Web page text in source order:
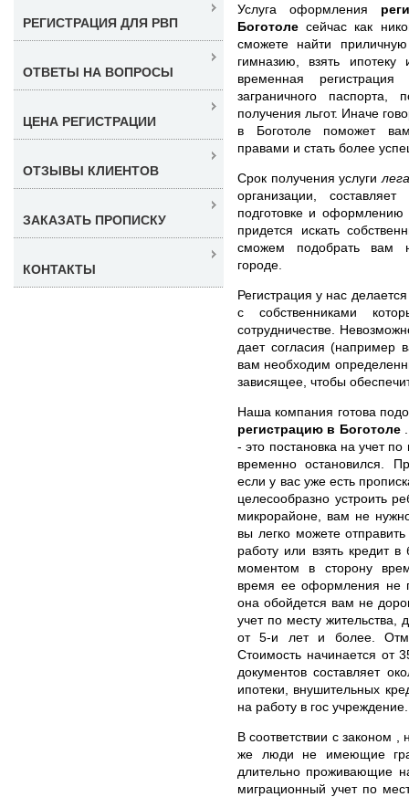
Услуга оформления
Боготолесейчас как
сможете найти
гимназию, взять
временная
заграничного паспорта,
получения льгот. Иначе
в Боготоле поможет
правами и стать более
Срок получения услуги
организации,
подготовке и
придется искать
сможем подобрать вам
городе.
Регистрация у нас
с собственниками
сотрудничестве.
дает согласия (например
вам необходим
зависящее, чтобы
Наша компания готова
регистрацию в Боготоле
- это постановка на учет
временно остановился.
если у вас уже есть
целесообразно устроить
микрорайоне, вам не
вы легко можете
работу или взять кредит
моментом в сторону
время ее оформления не
она обойдется вам не
учет по месту жительства,
от 5-и лет и более.
Стоимость начинается от
документов составляет
ипотеки, внушительных
на работу в гос учреждение.
В соответствии с законом ,
же люди не имеющие
длительно проживающие
миграционный учет по
РЕГИСТРАЦИЯ ДЛЯ РВП
ОТВЕТЫ НА ВОПРОСЫ
ЦЕНА РЕГИСТРАЦИИ
ОТЗЫВЫ КЛИЕНТОВ
ЗАКАЗАТЬ ПРОПИСКУ
КОНТАКТЫ